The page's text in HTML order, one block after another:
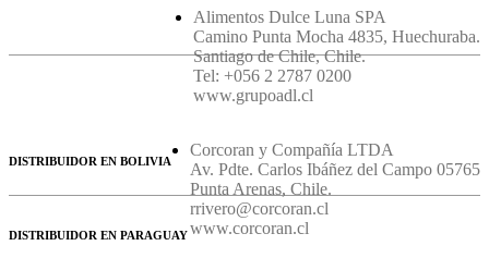
Alimentos Dulce Luna SPA
Camino Punta Mocha 4835, Huechuraba.
Santiago de Chile, Chile.
Tel: +056 2 2787 0200
www.grupoadl.cl
Corcoran y Compañía LTDA
Av. Pdte. Carlos Ibáñez del Campo 05765
Punta Arenas, Chile.
rrivero@corcoran.cl
www.corcoran.cl
DISTRIBUIDOR EN BOLIVIA
DISTRIBUIDOR EN PARAGUAY